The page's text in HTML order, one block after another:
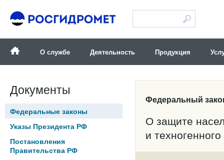
О службе Деятельность Продукция
Документы
Федеральные законы
Указы Президента РФ
Постановления
Правительства РФ
Федеральный
О защите
и